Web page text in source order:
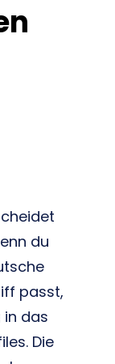
du
passt,
in das
Die